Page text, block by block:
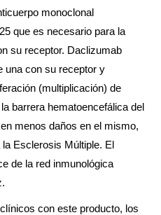
monoclonal
que es necesario para la
su receptor. Daclizumab
una con su receptor y
(multiplicación) de
barrera hematoencefálica del
menos daños en el mismo,
Esclerosis Múltiple. El
de la red inmunológica
con este producto, los